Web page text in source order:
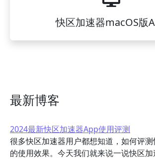
快区加速器macOS版
最新博客
2024最新快区加速器App使用评测
很多快区加速器用户都想知道，如何评
的使用效果。今天我们就来说一说快区